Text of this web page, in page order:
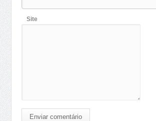
Site
Enviar comentário